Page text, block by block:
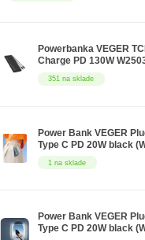
351 na sklade
Powerbanka VEGER
Charge PD 130W
1 na sklade
Power Bank VEGER
Type C PD 20W black
Power Bank VEGER
Type C PD 20W black